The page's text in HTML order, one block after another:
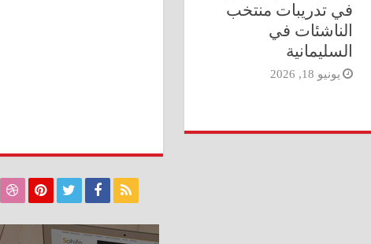
في تدريبات منتخب
الناشئات في
السليمانية
يونيو 18, 2026